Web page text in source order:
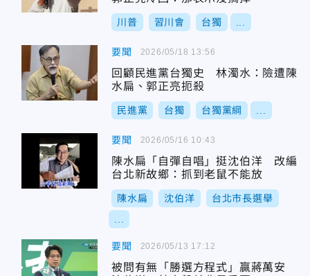
川普 習川會 台獨
要聞
回顧民進黨台獨史 林濁水：險遭陳
水扁、郭正亮扼殺
民進黨 台獨 台獨黨綱
2026/05/18 13:56
要聞
陳水扁「自彈自唱」挺沈伯洋 改編
台北新故鄉：抓到老鼠不能放
陳水扁 沈伯洋 台北市長選舉
2026/05/16 10:43
要聞
被問有無「勝選方程式」贏蔣萬安
2026/05/13 17:12